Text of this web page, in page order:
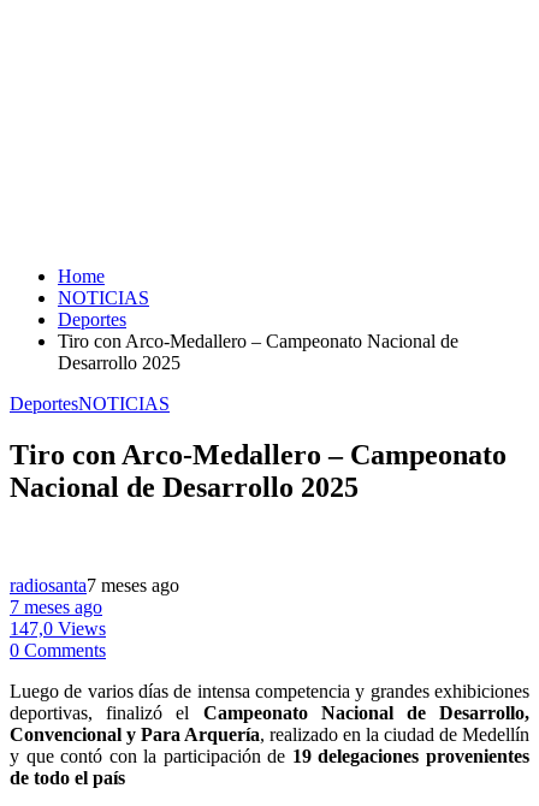
Home
NOTICIAS
Deportes
Tiro con Arco-Medallero – Campeonato Nacional de
Desarrollo 2025
DeportesNOTICIAS
Tiro con Arco-Medallero – Campeonato
Nacional de Desarrollo 2025
radiosanta7 meses ago
7 meses ago
147,0 Views
0 Comments
Luego de varios días de intensa competencia y grandes exhibiciones
deportivas, finalizó el Campeonato Nacional de Desarrollo,
Convencional y Para Arquería, realizado en la ciudad de Medellín
y que contó con la participación de 19 delegaciones provenientes
de todo el país